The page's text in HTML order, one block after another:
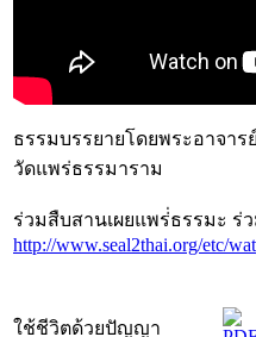
ธรรมบรรยายโดยพระอาจา
วัดแพร่ธรรมาราม
ร่วมสืบสานเผยแพร่่ธรรมะ ร่
http://www.seal2thai.org/etc/
ใช้ชีวิตด้วยปัญญา